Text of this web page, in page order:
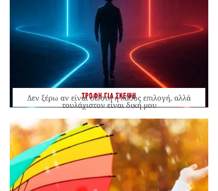
ΤΡΟΦΗ ΓΙΑ ΣΚΕΨΗ
Δεν ξέρω αν είναι σωστή ή λάθος επιλογή, αλλά
τουλάχιστον είναι δική μου